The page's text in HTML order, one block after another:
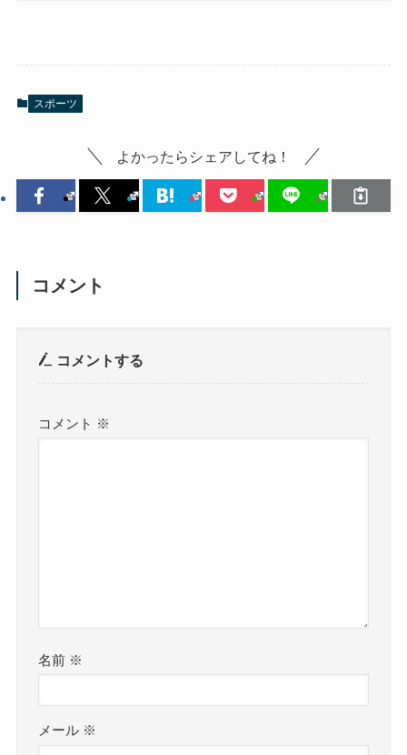
スポーツ
よかったらシェアしてね！
コメント
コメントする
コメント ※
名前 ※
メール ※